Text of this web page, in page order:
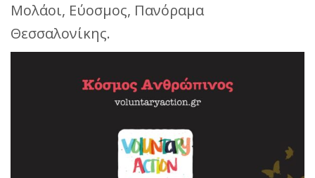
Μολάοι, Εύοσμος, Πανόραμα
Θεσσαλονίκης.